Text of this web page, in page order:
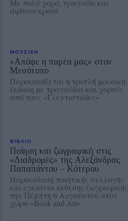
Με πολύ χορό, τραγούδι και
άφθονο κρασί
ΜΟΥΣΙΚΗ
«Απόψε η παρέα μας» στον
Μεσότοπο
Παρουσιάζεται η τριπλή μουσική
έκδοση με τραγούδια και χορούς
από τους «Γλεντιστάδες»
ΒΙΒΛΙΟ
Ποίηση και ζωγραφική στις
«Διαδρομές» της Αλεξάνδρας
Παπαπάντου – Κότερου
Παρουσίαση ποιητικής συλλογής
και εγκαίνια έκθεσης ζωγραφικής
την Πέμπτη 6 Αυγούστου στον
χώρο «Book and Art»